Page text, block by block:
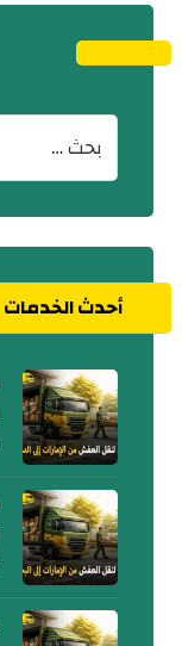
أحدث الخدمات